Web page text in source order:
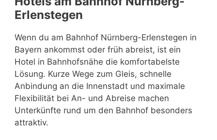
Erlenstegen
Wenn du am Bahnhof Nürnberg-Erlenstegen in
Bayern ankommst oder früh abreist, ist ein
Hotel in Bahnhofsnähe die komfortabelste
Lösung. Kurze Wege zum Gleis, schnelle
Anbindung an die Innenstadt und maximale
Flexibilität bei An- und Abreise machen
Unterkünfte rund um den Bahnhof besonders
attraktiv.